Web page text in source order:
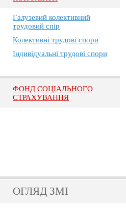
Галузевий колективний
трудовий спір
Колективні трудові спори
Індивідуальні трудові спори
ФОНД СОЦІАЛЬНОГО
СТРАХУВАННЯ
ОГЛЯД ЗМІ